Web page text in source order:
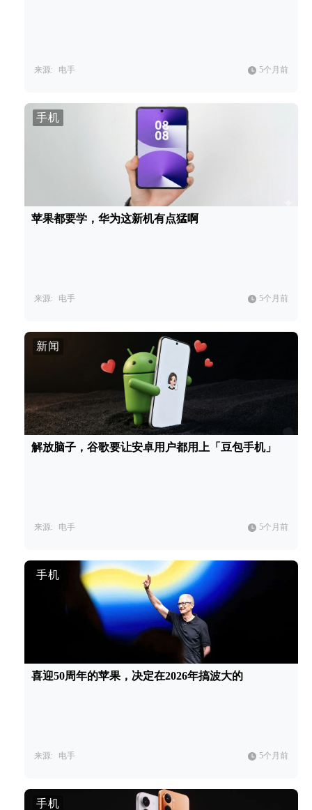
来源: 电手 5个月前
手机
苹果都要学，华为这新机有点猛啊
来源: 电手 5个月前
新闻
解放脑子，谷歌要让安卓用户都用上「豆包手机」
来源: 电手 5个月前
手机
喜迎50周年的苹果，决定在2026年搞波大的
来源: 电手 5个月前
手机